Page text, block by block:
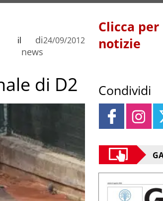
di
news
il 24/09/2012
di D2
Clicca
notizie
Condividi